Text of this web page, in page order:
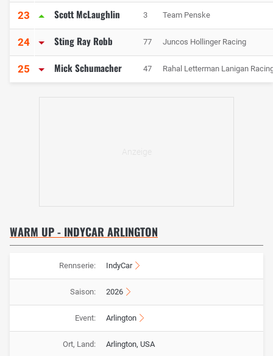
23 Scott McLaughlin 3 Team Penske
24 Sting Ray Robb 77 Juncos Hollinger Racing
25 Mick Schumacher 47 Rahal Letterman Lanigan
WARM UP - INDYCAR ARLINGTON
Rennserie: IndyCar
Saison: 2026
Event: Arlington
Ort, Land: Arlington, USA